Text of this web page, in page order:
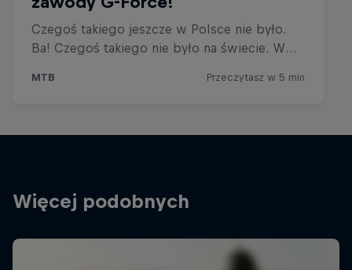
Więcej podobnych